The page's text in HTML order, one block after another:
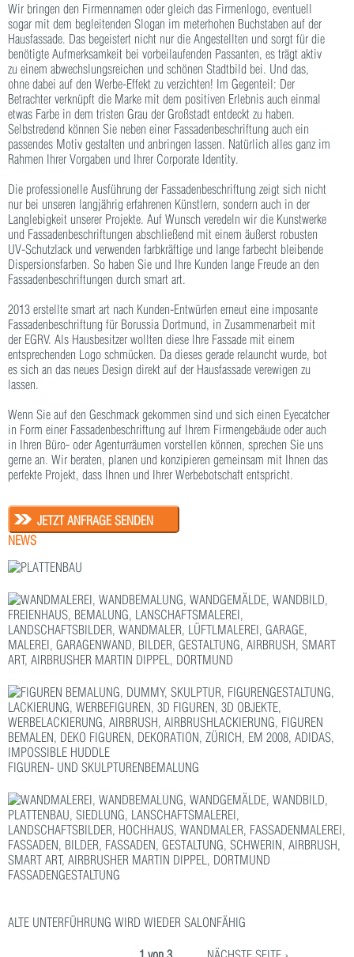
Wir bringen den Firmennamen oder gleich das Firmenlogo, eventuell
sogar mit dem begleitenden Slogan im meterhohen Buchstaben auf der
Hausfassade. Das begeistert nicht nur die Angestellten und sorgt für die
benötigte Aufmerksamkeit bei vorbeilaufenden Passanten, es trägt aktiv
zu einem abwechslungsreichen und schönen Stadtbild bei. Und das,
ohne dabei auf den Werbe-Effekt zu verzichten! Im Gegenteil: Der
Betrachter verknüpft die Marke mit dem positiven Erlebnis auch einmal
etwas Farbe in dem tristen Grau der Großstadt entdeckt zu haben.
Selbstredend können Sie neben einer Fassadenbeschriftung auch ein
passendes Motiv gestalten und anbringen lassen. Natürlich alles ganz im
Rahmen Ihrer Vorgaben und Ihrer Corporate Identity.
Die professionelle Ausführung der Fassadenbeschriftung zeigt sich nicht
nur bei unseren langjährig erfahrenen Künstlern, sondern auch in der
Langlebigkeit unserer Projekte. Auf Wunsch veredeln wir die Kunstwerke
und Fassadenbeschriftungen abschließend mit einem äußerst robusten
UV-Schutzlack und verwenden farbkräftige und lange farbecht bleibende
Dispersionsfarben. So haben Sie und Ihre Kunden lange Freude an den
Fassadenbeschriftungen durch smart art.
2013 erstellte smart art nach Kunden-Entwürfen erneut eine imposante
Fassadenbeschriftung für Borussia Dortmund, in Zusammenarbeit mit
der EGRV. Als Hausbesitzer wollten diese Ihre Fassade mit einem
entsprechenden Logo schmücken. Da dieses gerade relauncht wurde, bot
es sich an das neues Design direkt auf der Hausfassade verewigen zu
lassen.
Wenn Sie auf den Geschmack gekommen sind und sich einen Eyecatcher
in Form einer Fassadenbeschriftung auf Ihrem Firmengebäude oder auch
in Ihren Büro- oder Agenturräumen vorstellen können, sprechen Sie uns
gerne an. Wir beraten, planen und konzipieren gemeinsam mit Ihnen das
perfekte Projekt, dass Ihnen und Ihrer Werbebotschaft entspricht.
JETZT ANFRAGE SENDEN
NEWS
FIGUREN- UND SKULPTURENBEMALUNG
FASSADENGESTALTUNG
ALTE UNTERFÜHRUNG WIRD WIEDER SALONFÄHIG